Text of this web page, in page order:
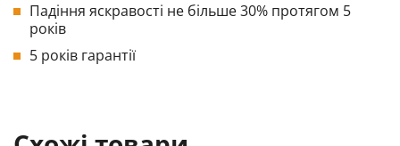
Падіння яскравості не більше 30% протягом 5
років
5 років гарантії